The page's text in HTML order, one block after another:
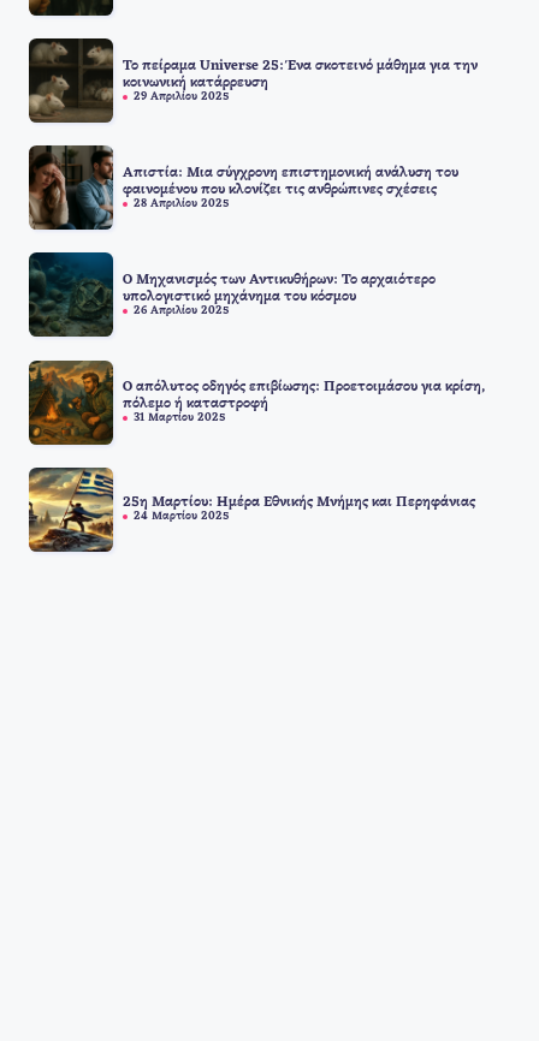
Το πείραμα Universe 25: Ένα σκοτεινό μάθημα για την
κοινωνική κατάρρευση
29 Απριλίου 2025
Απιστία: Μια σύγχρονη επιστημονική ανάλυση του
φαινομένου που κλονίζει τις ανθρώπινες σχέσεις
28 Απριλίου 2025
Ο Μηχανισμός των Αντικυθήρων: Το αρχαιότερο
υπολογιστικό μηχάνημα του κόσμου
26 Απριλίου 2025
Ο απόλυτος οδηγός επιβίωσης: Προετοιμάσου για κρίση,
πόλεμο ή καταστροφή
31 Μαρτίου 2025
25η Μαρτίου: Ημέρα Εθνικής Μνήμης και Περηφάνιας
24 Μαρτίου 2025